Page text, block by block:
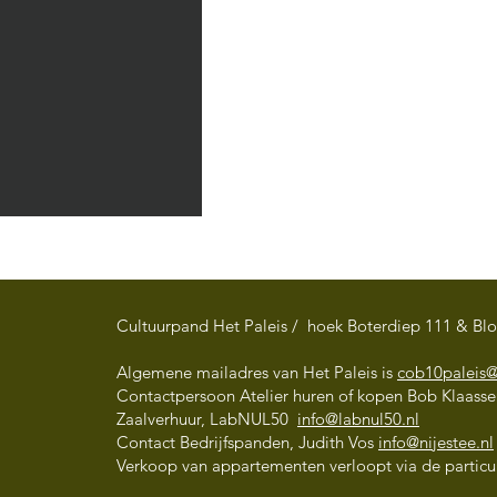
3 June – 14 August 2026
OUTDOOR TRAINING Qi
Gong and Shaolin Kung Fu
Cultuurpand Het Paleis / hoek Boterdiep 111 &
Algemene mailadres van Het Paleis is
Contactpersoon Atelier huren of kopen Bob
Zaalverhuur, LabNUL50 info@labnul50.nl
Contact Bedrijfspanden, Judith Vos info@nijestee.nl
Verkoop van appartementen verloopt via de